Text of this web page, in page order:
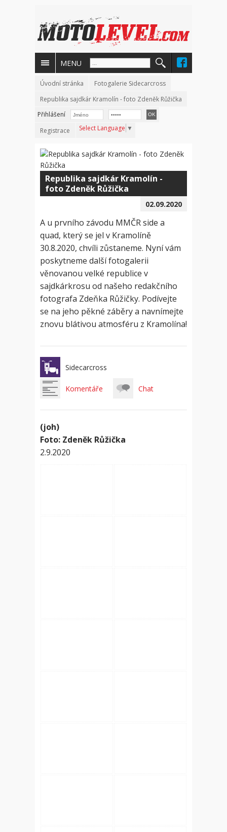
MENU
Úvodní stránka
Fotogalerie Sidecarcross
Republika sajdkár Kramolín - foto Zdeněk Růžička
Přihlášení
Registrace
Select Language ▼
Republika sajdkár Kramolín -
foto Zdeněk Růžička
02.09.2020
A u prvního závodu MMČR side a
quad, který se jel v Kramolíně
30.8.2020, chvíli zůstaneme. Nyní vám
poskytneme další fotogalerii
věnovanou velké republice v
sajdkárkrosu od našeho redakčního
fotografa Zdeňka Růžičky. Podívejte
se na jeho pěkné záběry a navnímejte
znovu blátivou atmosféru z Kramolína!
Sidecarcross
Komentáře Chat
(joh)
Foto: Zdeněk Růžička
2.9.2020